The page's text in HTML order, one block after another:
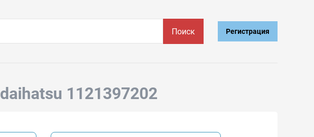
Поиск Регистрация
daihatsu 1121397202